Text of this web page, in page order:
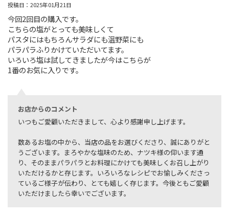
投稿日：2025年01月21日
今回2回目の購入です。
こちらの塩がとっても美味しくて
パスタにはもちろんサラダにも温野菜にも
パラパラふりかけていただいてます。
いろいろ塩は試してきましたが今はこちらが
1番のお気に入りです。
お店からのコメント
いつもご愛顧いただきまして、心より感謝申し上げます。
数あるお塩の中から、当店の品をお選びくださり、誠にありがと
うございます。まろやかな塩味のため、ナツキ様の仰います通
り、そのままパラパラとお料理にかけても美味しくお召し上がり
いただけるかと存じます。いろいろなレシピでお愉しみくださっ
ているご様子が伝わり、とても嬉しく存じます。今後ともご愛顧
いただけましたら幸いでございます。